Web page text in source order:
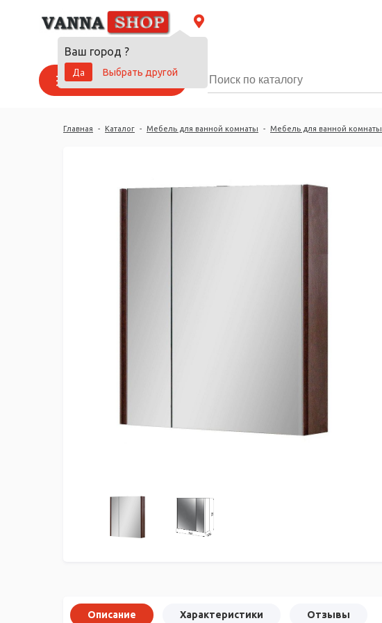
Ваш город ?
Да
Выбрать другой
Каталог товаров
Главная - Каталог - Мебель для ванной комнаты - Мебель для ванной комнаты
Описание Характеристики Отзывы